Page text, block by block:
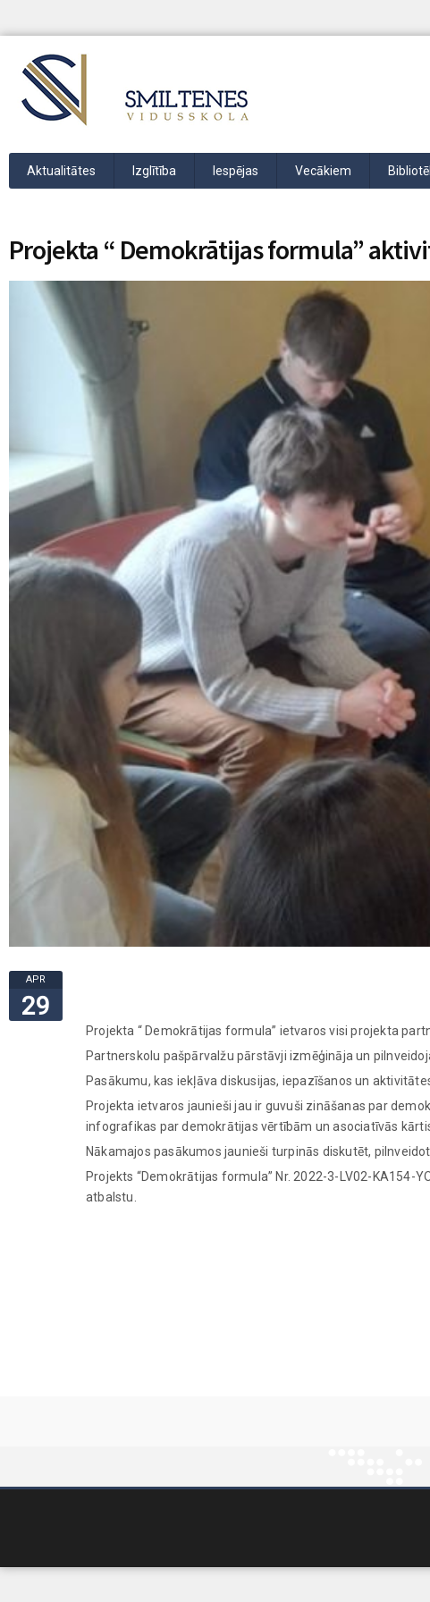
Aktualitātes Izglītība Iespējas Vecākiem
Projekta “ Demokrātijas formula”
APR
29
Projekta “ Demokrātijas formula” ietvaros visi projekta
Partnerskolu pašpārvalžu pārstāvji izmēģināja un
Pasākumu, kas iekļāva diskusijas, iepazīšanos un
Projekta ietvaros jaunieši jau ir guvuši zināšanas par
infografikas par demokrātijas vērtībām un asociatīvās
Nākamajos pasākumos jaunieši turpinās diskutēt,
Projekts “Demokrātijas formula” Nr. 2022-3-LV02-KA154-
atbalstu.